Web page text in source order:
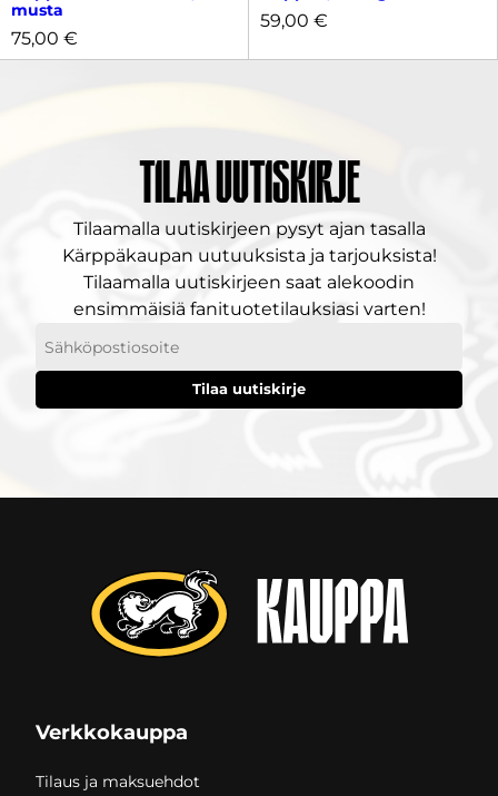
musta
75,00 €
59,00 €
Tilaa uutiskirje
Tilaamalla uutiskirjeen pysyt ajan tasalla
Kärppäkaupan uutuuksista ja tarjouksista!
Tilaamalla uutiskirjeen saat alekoodin
ensimmäisiä fanituotetilauksiasi varten!
Verkkokauppa
Tilaus ja maksuehdot